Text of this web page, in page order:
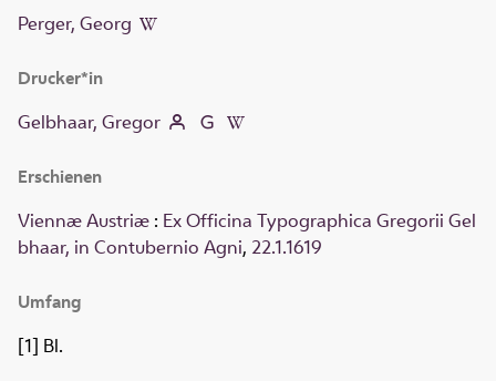
Perger, Georg
Drucker*in
Gelbhaar, Gregor
Erschienen
Viennæ Austriæ : Ex Officina Typographica Gregorii Gel
bhaar, in Contubernio Agni, 22.1.1619
Umfang
[1] Bl.